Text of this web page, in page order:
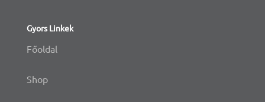
Gyors Linkek
Főoldal
Shop